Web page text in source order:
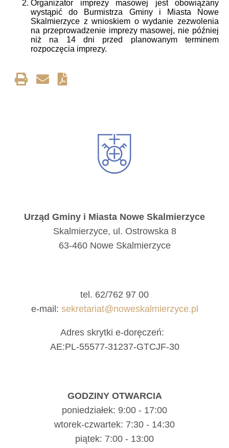
Organizator imprezy masowej jest obowiązany
wystąpić do Burmistrza Gminy i Miasta Nowe
Skalmierzyce z wnioskiem o wydanie zezwolenia
na przeprowadzenie imprezy masowej, nie później
niż na 14 dni przed planowanym terminem
rozpoczęcia imprezy.
Urząd Gminy i Miasta Nowe Skalmierzyce
Skalmierzyce, ul. Ostrowska 8
63-460 Nowe Skalmierzyce
tel. 62/762 97 00
e-mail: sekretariat@noweskalmierzyce.pl
Adres skrytki e-doręczeń:
AE:PL-55577-31237-GTCJF-30
GODZINY OTWARCIA
poniedziałek: 9:00 - 17:00
wtorek-czwartek: 7:30 - 14:30
piątek: 7:00 - 13:00